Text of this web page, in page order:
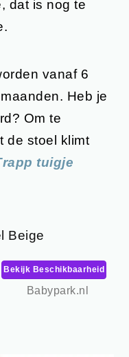
dat is nog te
vanaf 6
Heb je
Om te
de stoel klimt
tuigje
Beige
Bekijk Beschikbaarheid
Babypark.nl